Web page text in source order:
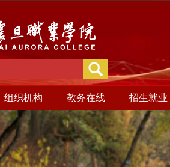
组织机构 教务在线 招生就业